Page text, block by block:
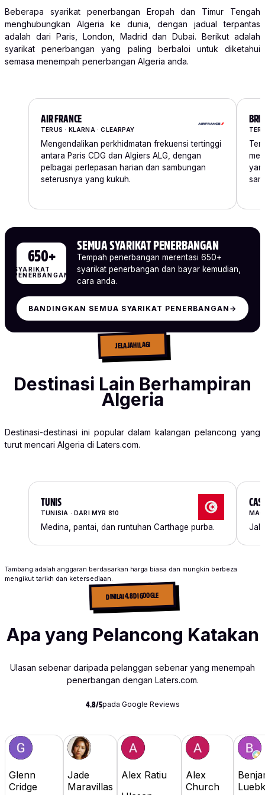
Beberapa syarikat penerbangan Eropah dan Timur Tengah
menghubungkan Algeria ke dunia, dengan jadual terpantas
adalah dari Paris, London, Madrid dan Dubai. Berikut adalah
syarikat penerbangan yang paling berbaloi untuk diketahui
semasa menempah penerbangan Algeria anda.
AIR FRANCE
TERUS · KLARNA · CLEARPAY
Mengendalikan perkhidmatan frekuensi tertinggi
antara Paris CDG dan Algiers ALG, dengan
pelbagai perlepasan harian dan sambungan
seterusnya yang kukuh.
650+
SYARIKAT
PENERBANGAN
SEMUA SYARIKAT PENERBANGAN
Tempah penerbangan merentasi 650+
syarikat penerbangan dan bayar kemudian,
cara anda.
BANDINGKAN SEMUA SYARIKAT PENERBANGAN →
JELAJAHI LAGI
Destinasi Lain Berhampiran
Algeria
Destinasi-destinasi ini popular dalam kalangan pelancong yang
turut mencari Algeria di Laters.com.
TUNIS
TUNISIA · DARI MYR 810
Medina, pantai, dan runtuhan Carthage purba.
Tambang adalah anggaran berdasarkan harga biasa dan mungkin berbeza
mengikut tarikh dan ketersediaan.
DINILAI 4.8 DI GOOGLE
Apa yang Pelancong Katakan
Ulasan sebenar daripada pelanggan sebenar yang menempah
penerbangan dengan Laters.com.
4.8/5pada Google Reviews
Glenn
Cridge
Jade
Maravillas
Alex Ratiu
Alex
Church